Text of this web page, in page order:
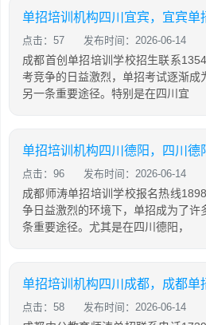
单招培训机构四川宜宾，宜宾单
点击：57 发布时间：2026-06-14
成都首创单招培训学校招生联系
考竞争的日益激烈，单招考试逐渐成
另一条重要途径。特别是在四川宜
单招培训机构四川德阳，四川德
点击：96 发布时间：2026-06-14
成都师涛单招培训学校报名热线
争日益激烈的环境下，单招成为了许
条重要途径。尤其是在四川德阳，
点击：58 发布时间：2026-06-14